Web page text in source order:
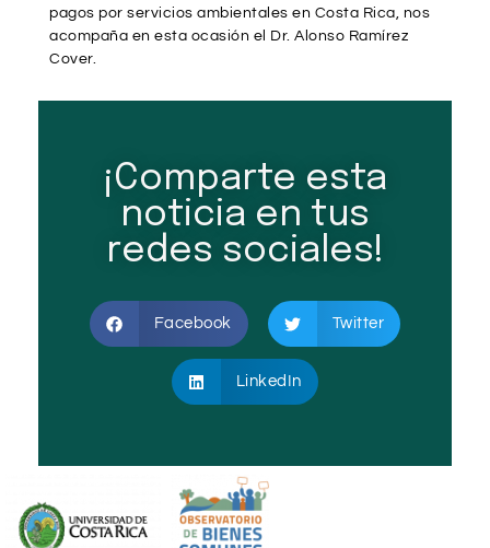
pagos por servicios ambientales en Costa Rica, nos
acompaña en esta ocasión el Dr. Alonso Ramírez
Cover.
¡Comparte esta
noticia en tus
redes sociales!
Facebook Twitter
LinkedIn